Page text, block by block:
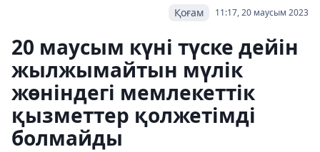
11:17, 20 маусым 2023
Қоғам
20 маусым күні түске дейін
жылжымайтын мүлік
жөніндегі мемлекеттік
қызметтер қолжетімді
болмайды